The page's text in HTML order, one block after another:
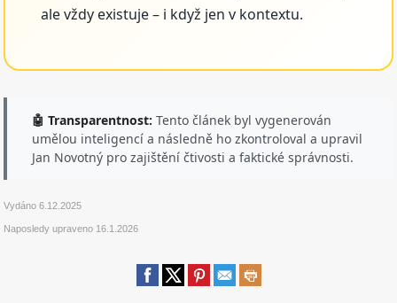
ale vždy existuje – i když jen v kontextu.
🤖 Transparentnost: Tento článek byl vygenerován
umělou inteligencí a následně ho zkontroloval a upravil
Jan Novotný pro zajištění čtivosti a faktické správnosti.
Vydáno6.12.2025
Naposledy upraveno 16.1.2026